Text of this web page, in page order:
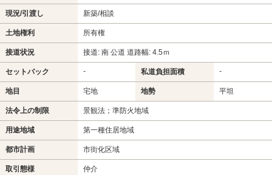
現況/引渡し 新築/相談
土地権利 所有権
接道状況 接道: 南 公道 道路幅: 4.5ｍ
セットバック - 私道負担面積 -
地目 宅地 地勢 平坦
法令上の制限 景観法；準防火地域
用途地域 第一種住居地域
都市計画 市街化区域
取引態様 仲介